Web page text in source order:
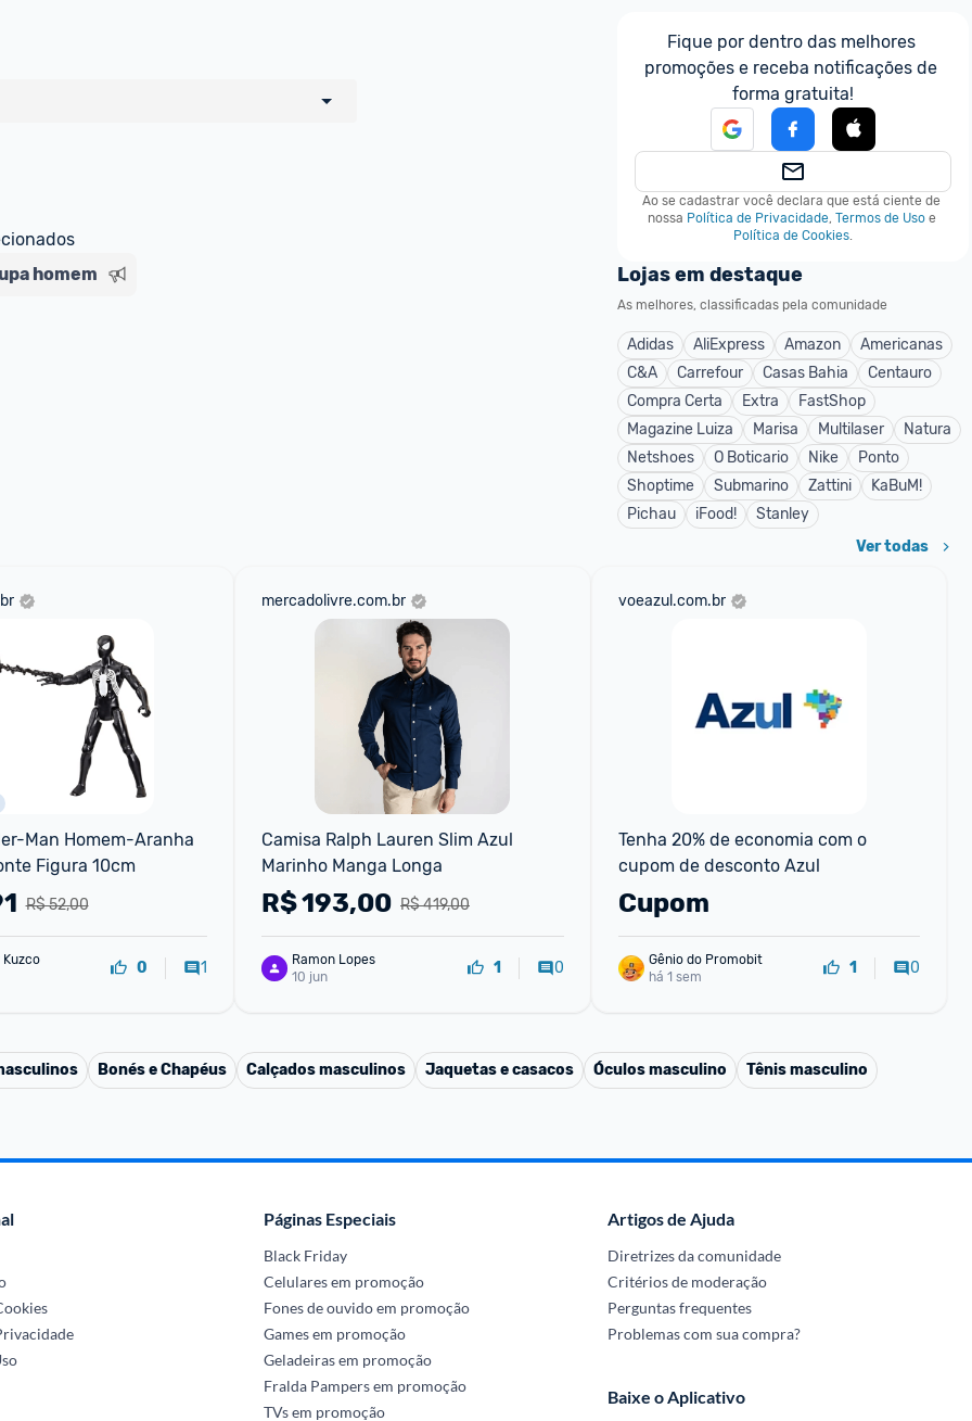
um marketplace, nós indicamos no
sinalizamos através da tag
homem
Fique por dentro das melhores
promoções e receba notificações de
forma gratuita!
Ao se cadastrar você declara que está ciente de
nossa Política de Privacidade, Termos de Uso e
Política de Cookies.
Lojas em destaque
As melhores, classificadas pela comunidade
Adidas AliExpress Amazon
Americanas
C&A
Carrefour Casas Bahia
Centauro
Compra Certa
Extra
FastShop
Magazine Luiza
Marisa Multilaser
Natura
Netshoes
O Boticario Nike
Ponto
Shoptime
Submarino Zattini
KaBuM!
Pichau
iFood! Stanley
Ver todas
Man Homem-Aranha
Figura 10cm
R$ 52,00
0 1
mercadolivre.com.br
Camisa Ralph Lauren Slim Azul
Marinho Manga Longa
R$ 419,00
R$193,00
Ramon Lopes
10 jun
1 0
voeazul.com.br
Tenha 20% de economia com o
cupom de desconto Azul
Cupom
Gênio do Promobit
há 1 sem
1 0
Bonés e Chapéus Calçados masculinos Jaquetas e casacos Óculos masculino Tênis masculino
Páginas Especiais
Black Friday
Celulares em promoção
Fones de ouvido em promoção
Games em promoção
Geladeiras em promoção
Fralda Pampers em promoção
TVs em promoção
Artigos de Ajuda
Diretrizes da comunidade
Critérios de moderação
Perguntas frequentes
Problemas com sua compra?
Baixe o Aplicativo